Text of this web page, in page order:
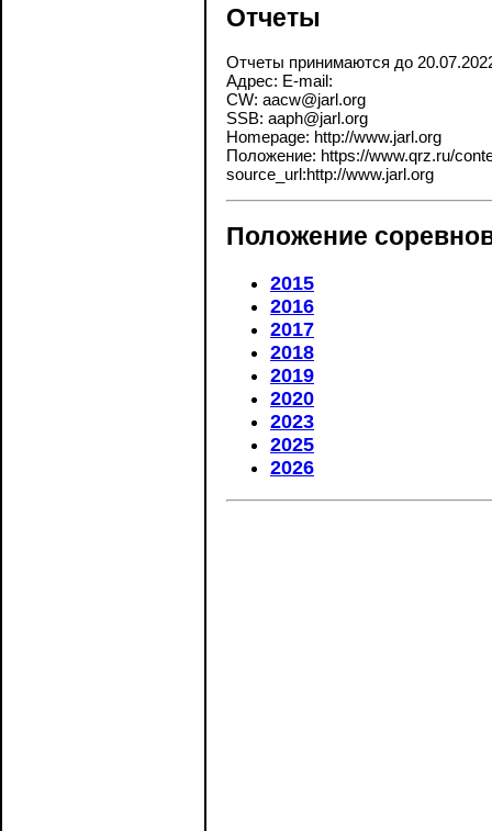
Отчеты
Отчеты принимаются до
Адрес: E-mail:
CW: aacw@jarl.org
SSB: aaph@jarl.org
Homepage: http://www.jarl.org
Положение: https://www.qrz.ru/
source_url:http://www.jarl.org
Положение
2015
2016
2017
2018
2019
2020
2023
2025
2026